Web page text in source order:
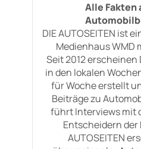
Alle Fakten
DIE AUTOSEITEN ist
Medienhaus WMD
Seit 2012 erscheinen
in den lokalen
für Woche erstellt
Beiträge zu
führt Interviews mit
Entscheidern der
AUTOSEITEN